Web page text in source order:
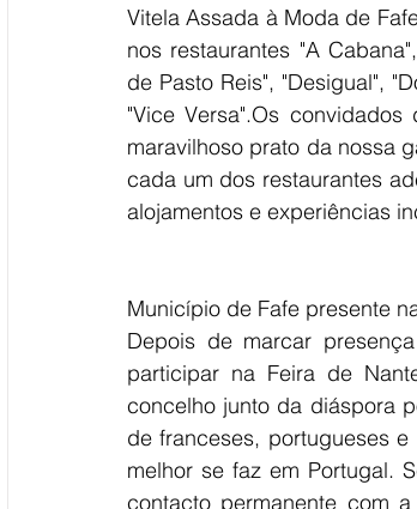
Vitela Assada à Moda de
nos restaurantes "A
de Pasto Reis", "Desigual",
"Vice Versa".Os
maravilhoso prato da nossa
cada um dos restaurantes
alojamentos e experiências
Município de Fafe presente
Depois de marcar
participar na Feira de
concelho junto da diáspora
de franceses, portugueses
melhor se faz em Portugal.
contacto permanente com